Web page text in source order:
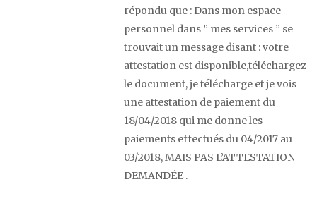
répondu que : Dans mon espace
personnel dans ” mes services ” se
trouvait un message disant : votre
attestation est disponible,téléchargez
le document, je télécharge et je vois
une attestation de paiement du
18/04/2018 qui me donne les
paiements effectués du 04/2017 au
03/2018, MAIS PAS L’ATTESTATION
DEMANDÉE .